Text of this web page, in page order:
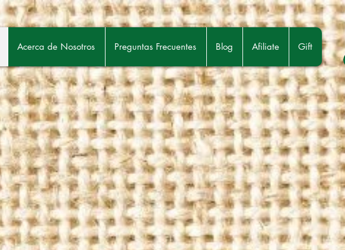
Acerca de Nosotros Preguntas Frecuentes Blog Afiliate
Gift